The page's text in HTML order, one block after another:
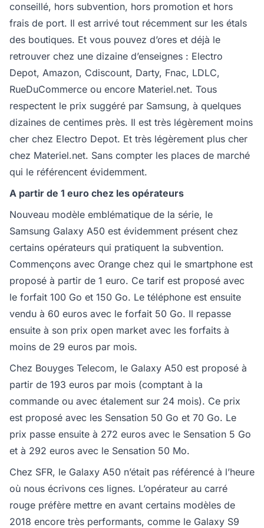
conseillé, hors subvention, hors promotion et hors
frais de port. Il est arrivé tout récemment sur les étals
des boutiques. Et vous pouvez d’ores et déjà le
retrouver chez une dizaine d’enseignes : Electro
Depot, Amazon, Cdiscount, Darty, Fnac, LDLC,
RueDuCommerce ou encore Materiel.net. Tous
respectent le prix suggéré par Samsung, à quelques
dizaines de centimes près. Il est très légèrement moins
cher chez Electro Depot. Et très légèrement plus cher
chez Materiel.net. Sans compter les places de marché
qui le référencent évidemment.
A partir de 1 euro chez les opérateurs
Nouveau modèle emblématique de la série, le
Samsung Galaxy A50 est évidemment présent chez
certains opérateurs qui pratiquent la subvention.
Commençons avec Orange chez qui le smartphone est
proposé à partir de 1 euro. Ce tarif est proposé avec
le forfait 100 Go et 150 Go. Le téléphone est ensuite
vendu à 60 euros avec le forfait 50 Go. Il repasse
ensuite à son prix open market avec les forfaits à
moins de 29 euros par mois.
Chez Bouyges Telecom, le Galaxy A50 est proposé à
partir de 193 euros par mois (comptant à la
commande ou avec étalement sur 24 mois). Ce prix
est proposé avec les Sensation 50 Go et 70 Go. Le
prix passe ensuite à 272 euros avec le Sensation 5 Go
et à 292 euros avec le Sensation 50 Mo.
Chez SFR, le Galaxy A50 n’était pas référencé à l’heure
où nous écrivons ces lignes. L’opérateur au carré
rouge préfère mettre en avant certains modèles de
2018 encore très performants, comme le Galaxy S9